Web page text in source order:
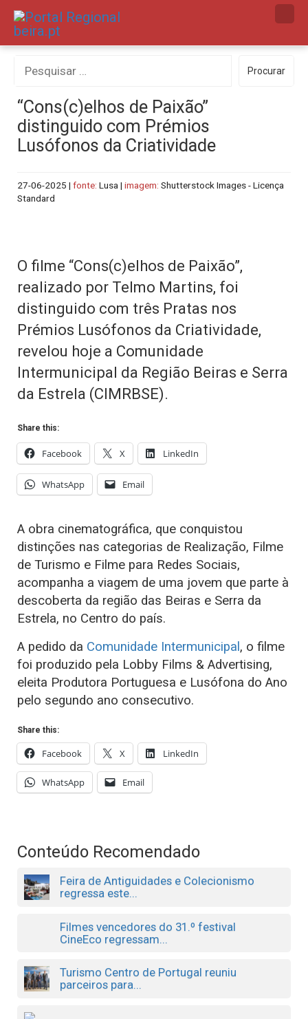
Skip
por:
Procurar
“Cons(c)elhos de Paixão”
distinguido com Prémios
Lusófonos da Criatividade
27-06-2025 | fonte: Lusa | imagem: Shutterstock Images - Licença
Standard
O filme “Cons(c)elhos de Paixão”,
realizado por Telmo Martins, foi
distinguido com três Pratas nos
Prémios Lusófonos da Criatividade,
revelou hoje a Comunidade
Intermunicipal da Região Beiras e Serra
da Estrela (CIMRBSE).
Share this:
Facebook X LinkedIn
WhatsApp Email
A obra cinematográfica, que conquistou
distinções nas categorias de Realização, Filme
de Turismo e Filme para Redes Sociais,
acompanha a viagem de uma jovem que parte à
descoberta da região das Beiras e Serra da
Estrela, no Centro do país.
A pedido da Comunidade Intermunicipal , o filme
foi produzido pela Lobby Films & Advertising,
eleita Produtora Portuguesa e Lusófona do Ano
pelo segundo ano consecutivo.
Share this:
Facebook X LinkedIn
WhatsApp Email
Conteúdo Recomendado
Feira de Antiguidades e Colecionismo
regressa este...
Filmes vencedores do 31.º festival
CineEco regressam...
Turismo Centro de Portugal reuniu
parceiros para...